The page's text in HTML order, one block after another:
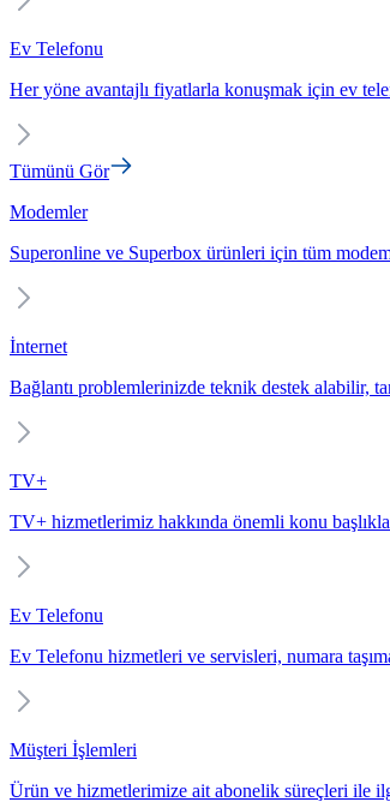
Ev Telefonu
Her yöne avantajlı fiyatlarla konuşmak için ev
Tümünü Gör
Modemler
Superonline ve Superbox ürünleri için tüm
İnternet
Bağlantı problemlerinizde teknik destek alabilir,
TV+
TV+ hizmetlerimiz hakkında önemli konu
Ev Telefonu
Ev Telefonu hizmetleri ve servisleri, numara
Müşteri İşlemleri
Ürün ve hizmetlerimize ait abonelik süreçleri ile